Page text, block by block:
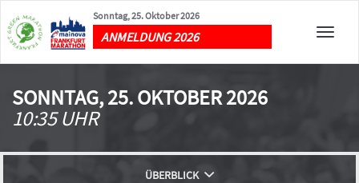
Toggle
Sonntag, 25. Oktober 2026
ANMELDUNG 2026
SONNTAG, 25. OKTOBER 2026
10:35 UHR
ÜBERBLICK